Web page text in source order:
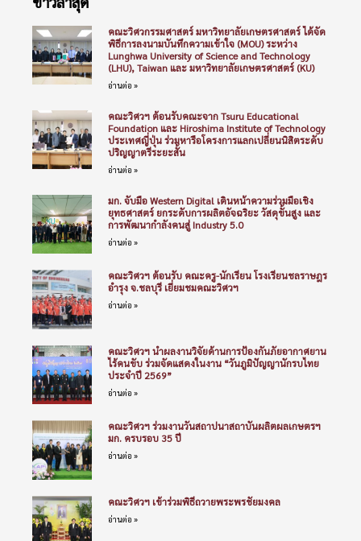
คณะวิศวกรรมศาสตร์ มหาวิทยาลัยเกษตรศาสตร์ ได้จัด
พิธีการลงนามบันทึกความเข้าใจ (MOU) ระหว่าง
Lunghwa University of Science and Technology
(LHU), Taiwan และ มหาวิทยาลัยเกษตรศาสตร์ (KU)
อ่านต่อ »
คณะวิศวฯ ต้อนรับคณะจาก Tsuru Educational
Foundation และ Hiroshima Institute of Technology
ประเทศญี่ปุ่น ร่วมหารือโครงการแลกเปลี่ยนนิสิตระดับ
ปริญญาตรีระยะสั้น
อ่านต่อ »
มก. จับมือ Western Digital เดินหน้าความร่วมมือเชิง
ยุทธศาสตร์ ยกระดับการผลิตอัจฉริยะ วัสดุขั้นสูง และ
การพัฒนากำลังคนสู่ Industry 5.0
อ่านต่อ »
คณะวิศวฯ ต้อนรับ คณะครู-นักเรียน โรงเรียนชลราษฎร
อำรุง จ.ชลบุรี เยี่ยมชมคณะวิศวฯ
อ่านต่อ »
คณะวิศวฯ นำผลงานวิจัยด้านการป้องกันภัยอากาศยาน
ไร้คนขับ ร่วมจัดแสดงในงาน “วันภูมิปัญญานักรบไทย
ประจำปี 2569”
อ่านต่อ »
คณะวิศวฯ ร่วมงานวันสถาปนาสถาบันผลิตผลเกษตรฯ
มก. ครบรอบ 35 ปี
อ่านต่อ »
คณะวิศวฯ เข้าร่วมพิธีถวายพระพรชัยมงคล
อ่านต่อ »